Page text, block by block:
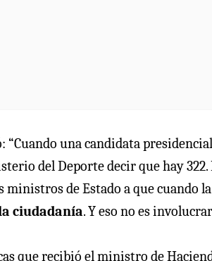
“Cuando una candidata
del Deporte decir que hay
ministros de Estado a que cuando
ciudadanía. Y eso no es
que recibió el ministro de